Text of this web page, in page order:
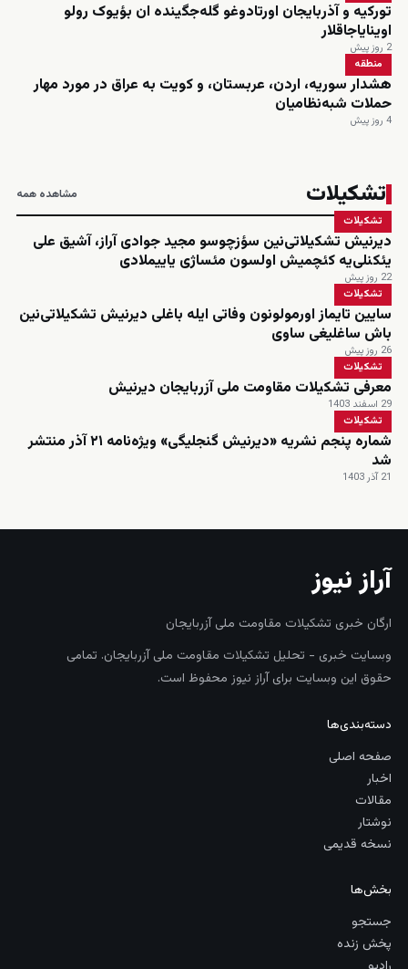
تورکیه و آذربایجان اورتادوغو گله‌جگینده ان بؤیوک رولو
اوینایاجاقلار
2 روز پیش
منطقه
هشدار سوریه، اردن، عربستان، و کویت به عراق در مورد مهار
حملات شبه‌نظامیان
4 روز پیش
تشکیلات مشاهده همه
تشکیلات
دیرنیش تشکیلاتی‌نین سؤزچوسو مجید جوادی آراز، آشیق علی
یئکنلی‌یه کئچمیش اولسون مئساژی یاییملادی
22 روز پیش
تشکیلات
سایین تایماز اورمولونون وفاتی ایله باغلی دیرنیش تشکیلاتی‌نین
باش ساغلیغی ساوی
26 روز پیش
تشکیلات
معرفی تشکیلات مقاومت ملی آزربایجان دیرنیش
29 اسفند 1403
تشکیلات
شماره پنجم نشریه «دیرنیش گنجلیگی» ویژه‌نامه ۲۱ آذر منتشر
شد
21 آذر 1403
آراز نیوز
ارگان خبری تشکیلات مقاومت ملی آزربایجان
وبسایت خبری - تحلیل تشکیلات مقاومت ملی آزربایجان. تمامی
حقوق این وبسایت برای آراز نیوز محفوظ است.
دسته‌بندی‌ها
صفحه اصلی
اخبار
مقالات
نوشتار
نسخه قدیمی
بخش‌ها
جستجو
پخش زنده